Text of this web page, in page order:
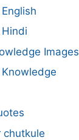
chutkule